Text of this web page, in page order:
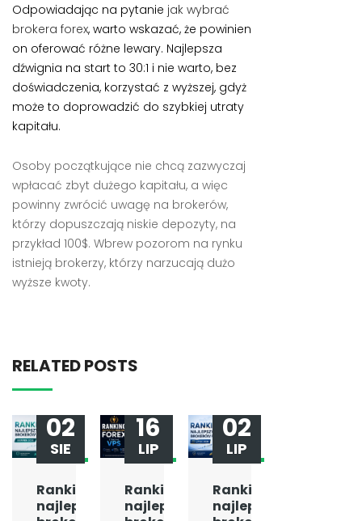
Odpowiadając na pytanie jak wybrać
brokera forex, warto wskazać, że powinien
on oferować różne lewary. Najlepsza
dźwignia na start to 30:1 i nie warto, bez
doświadczenia, korzystać z wyższej, gdyż
może to doprowadzić do szybkiej utraty
kapitału.
Osoby początkujące nie chcą zazwyczaj
wpłacać zbyt dużego kapitału, a więc
powinny zwrócić uwagę na brokerów,
którzy dopuszczają niskie depozyty, na
przykład 100$. Wbrew pozorom na rynku
istnieją brokerzy, którzy narzucają dużo
wyższe kwoty.
RELATED POSTS
Ranking
najlepszych
02
SIE
Ranking
najlepszych
16
LIP
Ranking
najlepszych
02
LIP